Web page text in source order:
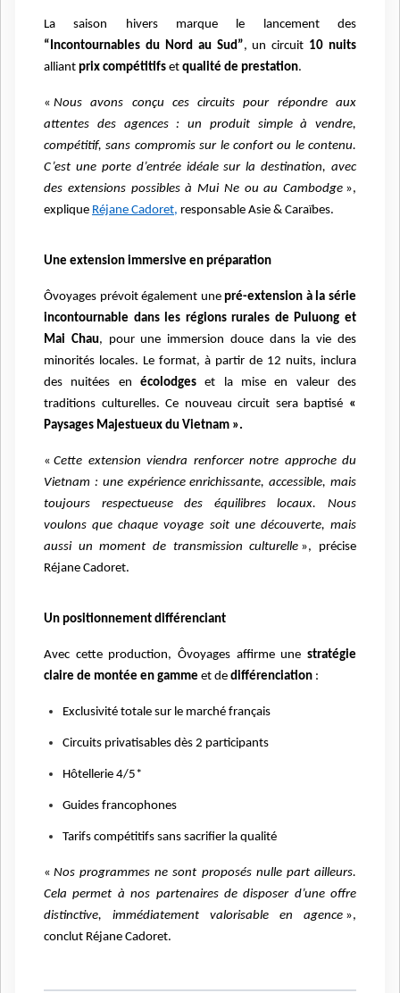
La saison hivers marque le lancement des
“Incontournables du Nord au Sud”, un circuit 10 nuits
alliant prix compétitifs et qualité de prestation.
« Nous avons conçu ces circuits pour répondre aux
attentes des agences : un produit simple à vendre,
compétitif, sans compromis sur le confort ou le contenu.
C’est une porte d’entrée idéale sur la destination, avec
des extensions possibles à Mui Ne ou au Cambodge »,
explique Réjane Cadoret, responsable Asie & Caraïbes.
Une extension immersive en préparation
Ôvoyages prévoit également unepré-extension à la série
incontournable dans les régions rurales de Puluong et
Mai Chau, pour une immersion douce dans la vie des
minorités locales. Le format, à partir de 12 nuits, inclura
des nuitées en écolodges et la mise en valeur des
traditions culturelles. Ce nouveau circuit sera baptisé «
Paysages Majestueux du Vietnam ».
« Cette extension viendra renforcer notre approche du
Vietnam : une expérience enrichissante, accessible, mais
toujours respectueuse des équilibres locaux. Nous
voulons que chaque voyage soit une découverte, mais
aussi un moment de transmission culturelle », précise
Réjane Cadoret.
Un positionnement différenciant
Avec cette production, Ôvoyages affirme une stratégie
claire de montée en gamme et de différenciation :
Exclusivité totale sur le marché français
Circuits privatisables dès 2 participants
Hôtellerie 4/5*
Guides francophones
Tarifs compétitifs sans sacrifier la qualité
« Nos programmes ne sont proposés nulle part ailleurs.
Cela permet à nos partenaires de disposer d’une offre
distinctive, immédiatement valorisable en agence »,
conclut Réjane Cadoret.